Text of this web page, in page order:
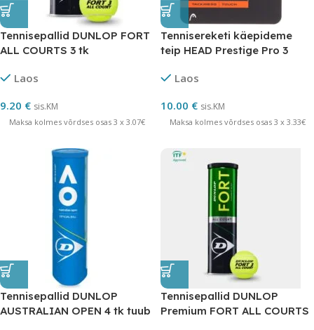
Tennisepallid DUNLOP FORT
ALL COURTS 3 tk
Laos
9.20 € sis.KM
Maksa kolmes võrdses osas 3 x 3.07€
Tennisereketi käepideme
teip HEAD Prestige Pro 3
Laos
10.00 € sis.KM
Maksa kolmes võrdses osas 3 x 3.33€
Tennisepallid DUNLOP
AUSTRALIAN OPEN 4 tk tuub
Tennisepallid DUNLOP
Premium FORT ALL COURTS